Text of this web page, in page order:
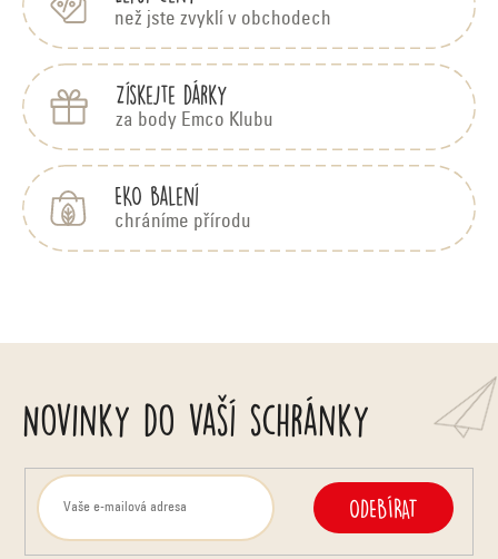
než jste zvyklí v obchodech
Získejte dárky
za body Emco Klubu
EKO balení
chráníme přírodu
Novinky do vaší schránky
ODEBÍRAT